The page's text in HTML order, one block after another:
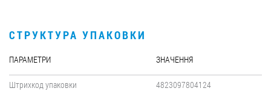
СТРУКТУРА УПАКОВКИ
ПАРАМЕТРИ ЗНАЧЕННЯ
Штрихкод упаковки
4823097804124